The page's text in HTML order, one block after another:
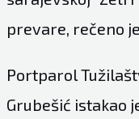
prevare, rečeno
Portparol
Grubešić istakao